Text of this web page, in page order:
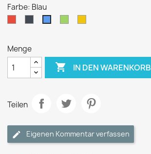
Farbe: Blau
Menge
 IN DEN WARENKORB
Teilen
Eigenen Kommentar verfassen